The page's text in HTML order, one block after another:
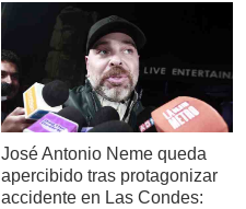
José Antonio Neme queda
apercibido tras protagonizar
accidente en Las Condes: